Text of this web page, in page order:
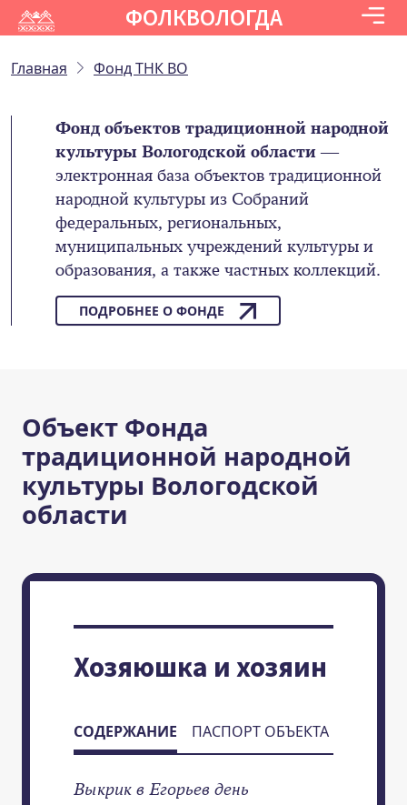
ФОЛКВОЛОГДА
Главная Фонд ТНК ВО
Фонд объектов традиционной народной
культуры Вологодской области—
электронная база объектов традиционной
народной культуры из Собраний
федеральных, региональных,
муниципальных учреждений культуры и
образования, а также частных коллекций.
ПОДРОБНЕЕ О ФОНДЕ
Объект Фонда
традиционной народной
культуры Вологодской
области
Хозяюшка и хозяин
СОДЕРЖАНИЕ ПАСПОРТ ОБЪЕКТА
Выкрик в Егорьев день